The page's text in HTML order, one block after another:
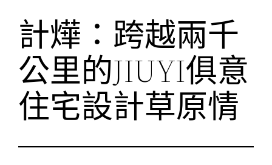
計燁：跨越兩千
公里的JIUYI俱意
住宅設計草原情